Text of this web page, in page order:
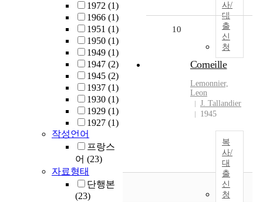
1972 (1)
1966 (1)
1951 (1)
1950 (1)
1949 (1)
1947 (2)
1945 (2)
1937 (1)
1930 (1)
1929 (1)
1927 (1)
작성언어
프랑스
어 (23)
자료형태
단행본
(23)
사/
대
출
신
청
10
Corneille
Lemonnier,
Leon
J. Tallandier
1945
복
사/
대
출
신
청